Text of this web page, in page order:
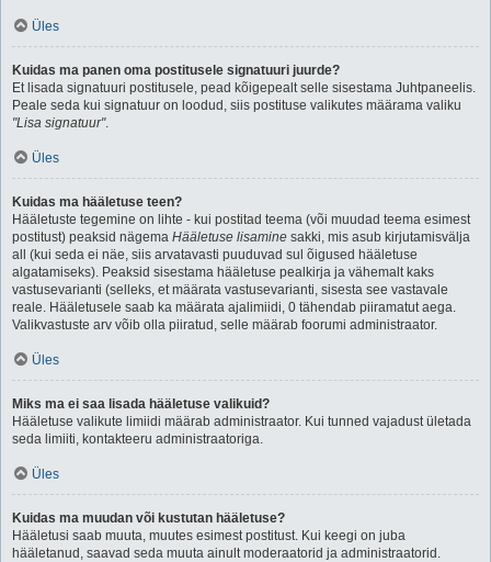
Üles
Kuidas ma panen oma postitusele signatuuri juurde?
Et lisada signatuuri postitusele, pead kõigepealt selle sisestama Juhtpaneelis.
Peale seda kui signatuur on loodud, siis postituse valikutes määrama valiku
"Lisa signatuur".
Üles
Kuidas ma hääletuse teen?
Hääletuste tegemine on lihte - kui postitad teema (või muudad teema esimest
postitust) peaksid nägema Hääletuse lisamine sakki, mis asub kirjutamisvälja
all (kui seda ei näe, siis arvatavasti puuduvad sul õigused hääletuse
algatamiseks). Peaksid sisestama hääletuse pealkirja ja vähemalt kaks
vastusevarianti (selleks, et määrata vastusevarianti, sisesta see vastavale
reale. Hääletusele saab ka määrata ajalimiidi, 0 tähendab piiramatut aega.
Valikvastuste arv võib olla piiratud, selle määrab foorumi administraator.
Üles
Miks ma ei saa lisada hääletuse valikuid?
Hääletuse valikute limiidi määrab administraator. Kui tunned vajadust ületada
seda limiiti, kontakteeru administraatoriga.
Üles
Kuidas ma muudan või kustutan hääletuse?
Hääletusi saab muuta, muutes esimest postitust. Kui keegi on juba
hääletanud, saavad seda muuta ainult moderaatorid ja administraatorid.